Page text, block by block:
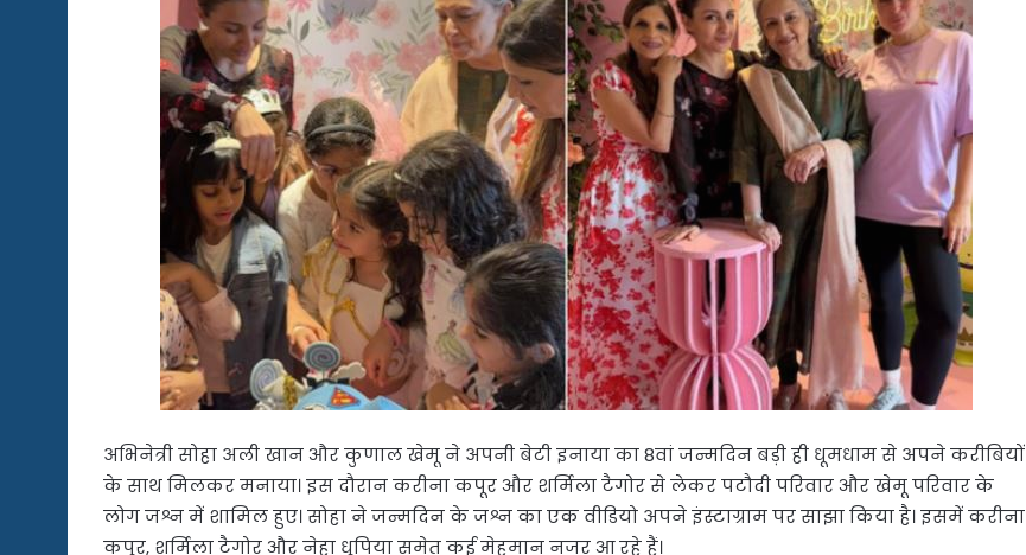
अभिनेत्री सोहा अली खान और कुणाल खेमू ने अपनी बेटी इनाया का 8वां जन्मदिन बड़ी ही धूमधाम से अपने करीबियों
के साथ मिलकर मनाया। इस दौरान करीना कपूर और शर्मिला टैगोर से लेकर पटौदी परिवार और खेमू परिवार के
लोग जश्न में शामिल हुए। सोहा ने जन्मदिन के जश्न का एक वीडियो अपने इंस्टाग्राम पर साझा किया है। इसमें करीना
कपूर, शर्मिला टैगोर और नेहा धूपिया समेत कई मेहमान नजर आ रहे हैं।